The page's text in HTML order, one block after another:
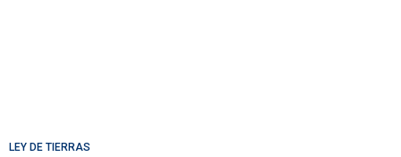
LEY DE TIERRAS